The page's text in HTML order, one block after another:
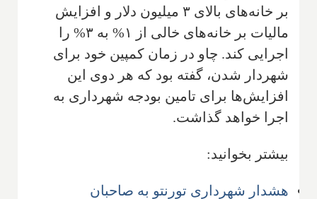
بر خانه‌های بالای ۳ میلیون دلار و افزایش
مالیات بر خانه‌های خالی از ۱% به ۳% را
اجرایی کند. چاو در زمان کمپین خود برای
شهردار شدن، گفته بود که هر دوی این
افزایش‌ها برای تامین بودجه شهرداری به
اجرا خواهد گذاشت.
بیشتر بخوانید:
هشدار شهرداری تورنتو به صاحبان